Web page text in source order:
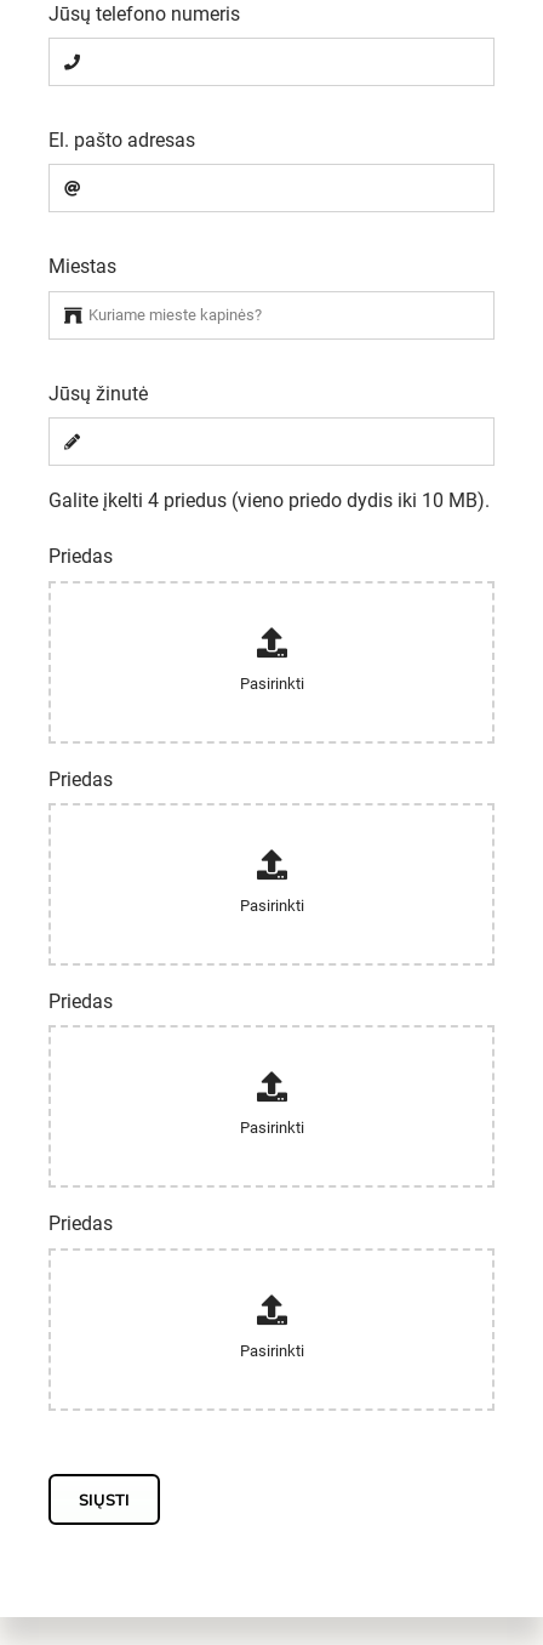
Jūsų telefono numeris
El. pašto adresas
Miestas
Jūsų žinutė
Galite įkelti 4 priedus (vieno priedo dydis iki 10 MB).
Priedas
Priedas
Priedas
Priedas
SIŲSTI